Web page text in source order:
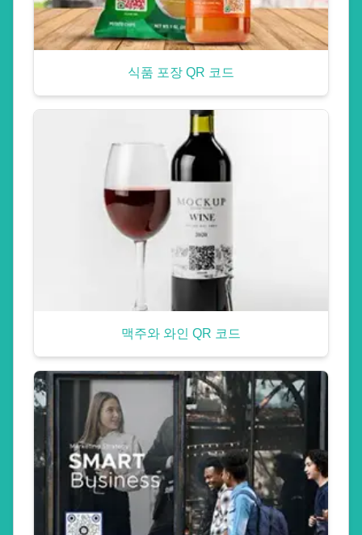
식품 포장 QR 코드
맥주와 와인 QR 코드